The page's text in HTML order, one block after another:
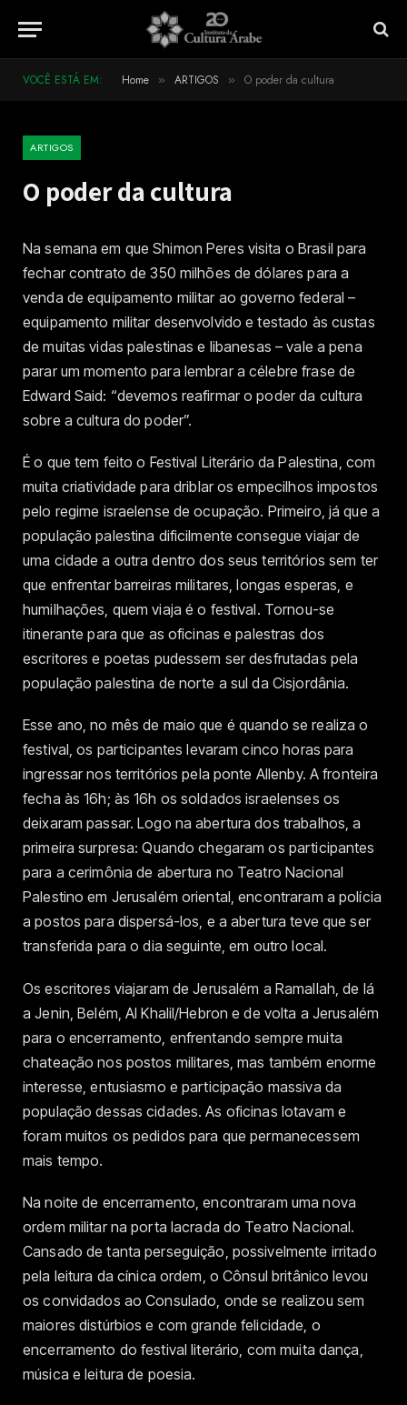
VOCÊ ESTÁ EM: Home » ARTIGOS » O poder da cultura
ARTIGOS
O poder da cultura
Na semana em que Shimon Peres visita o Brasil para
fechar contrato de 350 milhões de dólares para a
venda de equipamento militar ao governo federal –
equipamento militar desenvolvido e testado às custas
de muitas vidas palestinas e libanesas – vale a pena
parar um momento para lembrar a célebre frase de
Edward Said: “devemos reafirmar o poder da cultura
sobre a cultura do poder”.
É o que tem feito o Festival Literário da Palestina, com
muita criatividade para driblar os empecilhos impostos
pelo regime israelense de ocupação. Primeiro, já que a
população palestina dificilmente consegue viajar de
uma cidade a outra dentro dos seus territórios sem ter
que enfrentar barreiras militares, longas esperas, e
humilhações, quem viaja é o festival. Tornou-se
itinerante para que as oficinas e palestras dos
escritores e poetas pudessem ser desfrutadas pela
população palestina de norte a sul da Cisjordânia.
Esse ano, no mês de maio que é quando se realiza o
festival, os participantes levaram cinco horas para
ingressar nos territórios pela ponte Allenby. A fronteira
fecha às 16h; às 16h os soldados israelenses os
deixaram passar. Logo na abertura dos trabalhos, a
primeira surpresa: Quando chegaram os participantes
para a cerimônia de abertura no Teatro Nacional
Palestino em Jerusalém oriental, encontraram a polícia
a postos para dispersá-los, e a abertura teve que ser
transferida para o dia seguinte, em outro local.
Os escritores viajaram de Jerusalém a Ramallah, de lá
a Jenin, Belém, Al Khalil/Hebron e de volta a Jerusalém
para o encerramento, enfrentando sempre muita
chateação nos postos militares, mas também enorme
interesse, entusiasmo e participação massiva da
população dessas cidades. As oficinas lotavam e
foram muitos os pedidos para que permanecessem
mais tempo.
Na noite de encerramento, encontraram uma nova
ordem militar na porta lacrada do Teatro Nacional.
Cansado de tanta perseguição, possivelmente irritado
pela leitura da cínica ordem, o Cônsul britânico levou
os convidados ao Consulado, onde se realizou sem
maiores distúrbios e com grande felicidade, o
encerramento do festival literário, com muita dança,
música e leitura de poesia.